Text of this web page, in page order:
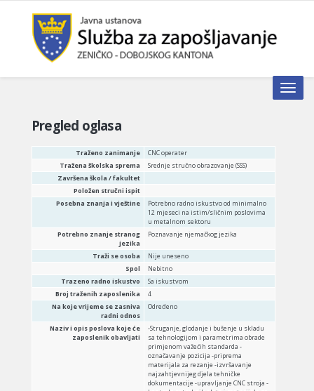
Toggle
Pregled oglasa
Traženo zanimanje
CNC operater
Tražena školska sprema
Srednje stručno obrazovanje (SSS)
Završena škola / fakultet
Položen stručni ispit
Posebna znanja i vještine
Potrebno radno iskustvo od minimalno
12 mjeseci na istim/sličnim poslovima
u metalnom sektoru
Potrebno znanje stranog
jezika
Poznavanje njemačkog jezika
Traži se osoba
Nije uneseno
Spol
Nebitno
Trazeno radno iskustvo
Sa iskustvom
Broj traženih zaposlenika
4
Na koje vrijeme se zasniva
radni odnos
Određeno
Naziv i opis poslova koje će
zaposlenik obavljati
-Struganje, glodanje i bušenje u skladu
sa tehnologijom i parametrima obrade
primjenom važećih standarda -
označavanje pozicija -priprema
materijala za rezanje -izvršavanje
najzahtjevnijeg djela tehničke
dokumentacije -upravljanje CNC stroja -